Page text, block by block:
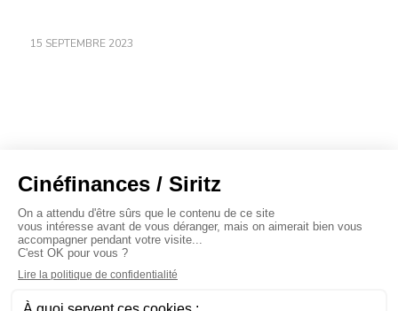
15 SEPTEMBRE 2023
À propos
Baromètres
Cinéscoop
Éditorial